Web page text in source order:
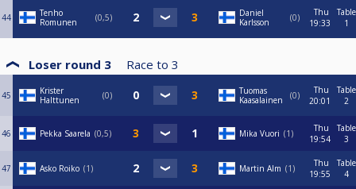
44
Tenho
Romunen
0,5
Daniel
Karlsson
0
Thu
19:33
Table
1
Loser round 3 Race to 3
45
Krister
Halttunen
0
Tuomas
Kaasalainen
0
Thu
20:01
Table
2
46 Pekka Saarela 0,5 Mika Vuori 1
Thu
19:54
Table
3
47 Asko Roiko 1 Martin Alm 1
Thu
19:55
Table
4